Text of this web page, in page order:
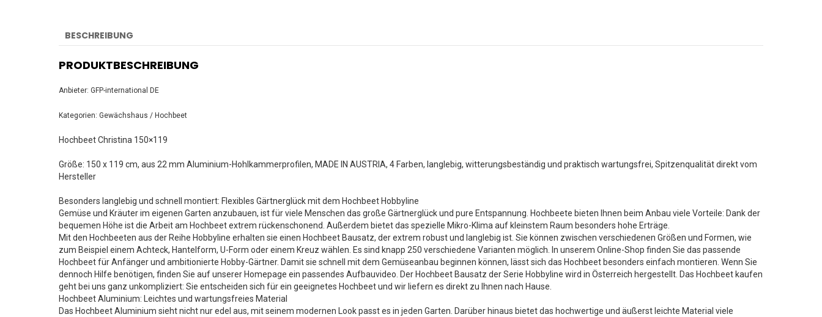
BESCHREIBUNG
PRODUKTBESCHREIBUNG
Anbieter: GFP-international DE
Kategorien: Gewächshaus / Hochbeet
Hochbeet Christina 150×119
Größe: 150 x 119 cm, aus 22 mm Aluminium-Hohlkammerprofilen, MADE IN AUSTRIA, 4 Farben, langlebig, witterungsbeständig und praktisch wartungsfrei, Spitzenqualität direkt vom
Hersteller
Besonders langlebig und schnell montiert: Flexibles Gärtnerglück mit dem Hochbeet Hobbyline
Gemüse und Kräuter im eigenen Garten anzubauen, ist für viele Menschen das große Gärtnerglück und pure Entspannung. Hochbeete bieten Ihnen beim Anbau viele Vorteile: Dank der
bequemen Höhe ist die Arbeit am Hochbeet extrem rückenschonend. Außerdem bietet das spezielle Mikro-Klima auf kleinstem Raum besonders hohe Erträge.
Mit den Hochbeeten aus der Reihe Hobbyline erhalten sie einen Hochbeet Bausatz, der extrem robust und langlebig ist. Sie können zwischen verschiedenen Größen und Formen, wie
zum Beispiel einem Achteck, Hantelform, U-Form oder einem Kreuz wählen. Es sind knapp 250 verschiedene Varianten möglich. In unserem Online-Shop finden Sie das passende
Hochbeet für Anfänger und ambitionierte Hobby-Gärtner. Damit sie schnell mit dem Gemüseanbau beginnen können, lässt sich das Hochbeet besonders einfach montieren. Wenn Sie
dennoch Hilfe benötigen, finden Sie auf unserer Homepage ein passendes Aufbauvideo. Der Hochbeet Bausatz der Serie Hobbyline wird in Österreich hergestellt. Das Hochbeet kaufen
geht bei uns ganz unkompliziert: Sie entscheiden sich für ein geeignetes Hochbeet und wir liefern es direkt zu Ihnen nach Hause.
Hochbeet Aluminium: Leichtes und wartungsfreies Material
Das Hochbeet Aluminium sieht nicht nur edel aus, mit seinem modernen Look passt es in jeden Garten. Darüber hinaus bietet das hochwertige und äußerst leichte Material viele